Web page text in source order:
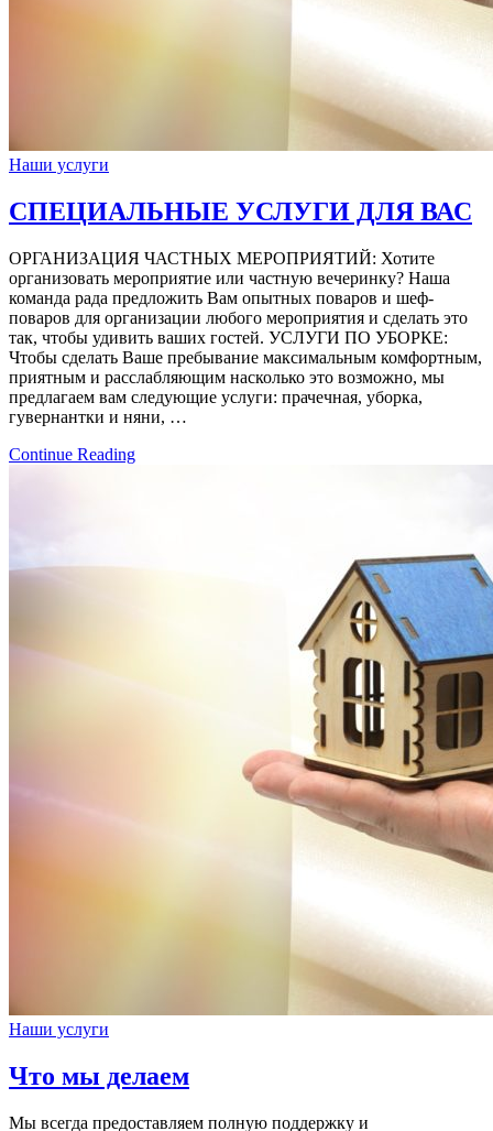
Наши услуги
СПЕЦИАЛЬНЫЕ УСЛУГИ ДЛЯ ВАС
ОРГАНИЗАЦИЯ ЧАСТНЫХ МЕРОПРИЯТИЙ: Хотите
организовать мероприятие или частную вечеринку? Наша
команда рада предложить Вам опытных поваров и шеф-
поваров для организации любого мероприятия и сделать это
так, чтобы удивить ваших гостей. УСЛУГИ ПО УБОРКЕ:
Чтобы сделать Ваше пребывание максимальным комфортным,
приятным и расслабляющим насколько это возможно, мы
предлагаем вам следующие услуги: прачечная, уборка,
гувернантки и няни, …
Continue Reading
Наши услуги
Что мы делаем
Мы всегда предоставляем полную поддержку и